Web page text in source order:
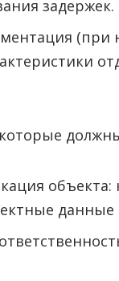
задержек.
данные